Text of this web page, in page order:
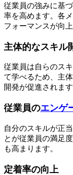
従業員の強みに基
率を高めます。各
フォーマンスが向上
主体的なスキル
従業員は自らのス
て学べるため、主
開発が促進されます
従業員のエンゲ
自分のスキルが正
とが従業員の満足
も高まります。
定着率の向上